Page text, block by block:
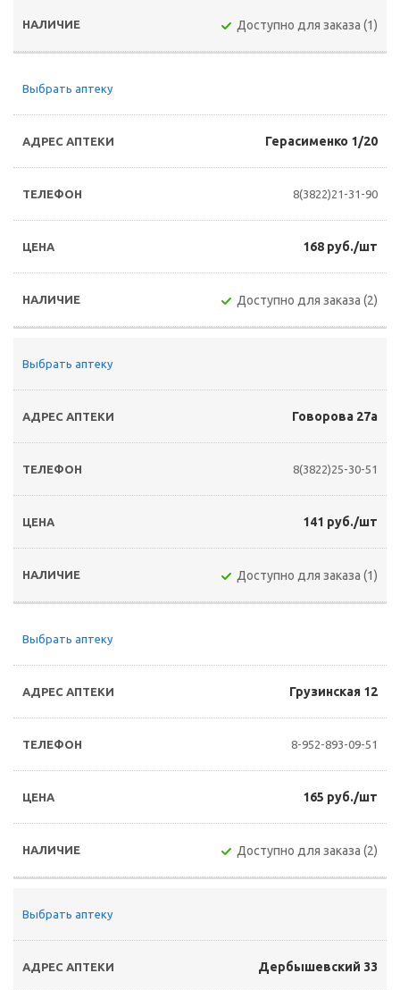
Доступно для заказа (1)
Выбрать аптеку
Герасименко 1/20
8(3822)21-31-90
168 руб./шт
Доступно для заказа (2)
Выбрать аптеку
Говорова 27а
8(3822)25-30-51
141 руб./шт
Доступно для заказа (1)
Выбрать аптеку
Грузинская 12
8-952-893-09-51
165 руб./шт
Доступно для заказа (2)
Выбрать аптеку
Дербышевский 33